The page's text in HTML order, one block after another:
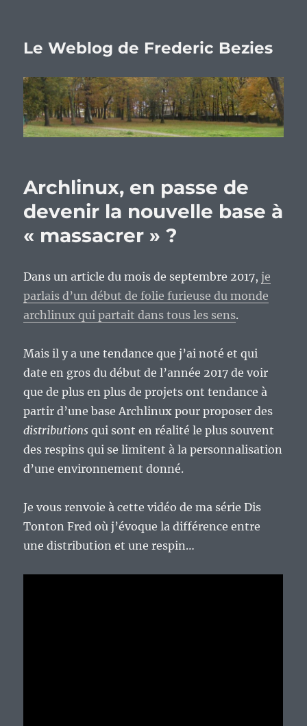
Le Weblog de Frederic Bezies
Archlinux, en passe de
devenir la nouvelle base à
« massacrer » ?
Dans un article du mois de septembre 2017,je
parlais d’un début de folie furieuse du monde
archlinux qui partait dans tous les sens.
Mais il y a une tendance que j’ai noté et qui
date en gros du début de l’année 2017 de voir
que de plus en plus de projets ont tendance à
partir d’une base Archlinux pour proposer des
distributions qui sont en réalité le plus souvent
des respins qui se limitent à la personnalisation
d’une environnement donné.
Je vous renvoie à cette vidéo de ma série Dis
Tonton Fred où j’évoque la différence entre
une distribution et une respin…